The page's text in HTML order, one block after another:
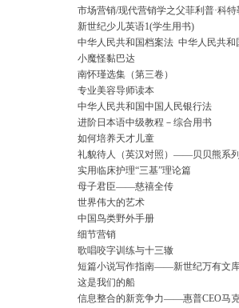
市场营销/现代营销学之父菲利普·科
新世纪少儿英语1(学生用书)
中华人民共和国档案法 中华人民共和
小魔怪黏巴达
南怀瑾选集（第三卷）
专业美容导师读本
中华人民共和国中国人民银行法
进阶日本语中级教程－综合用书
如何培养天才儿童
礼貌待人（英汉对照）——贝贝熊系
实用临床护理“三基”理论篇
母子君臣——慈禧全传
世界伟大的艺术
中国鸟类野外手册
细节营销
歌唱咬字训练与十三辙
短篇小说写作指南——新世纪万有文
这是我们的船
信息整合的新竞争力——惠普CEO马